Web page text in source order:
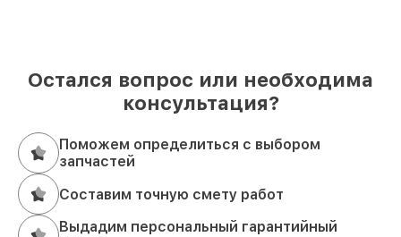
Остался вопрос или необходима
консультация?
Поможем определиться с выбором
запчастей
Составим точную смету работ
Выдадим персональный гарантийный